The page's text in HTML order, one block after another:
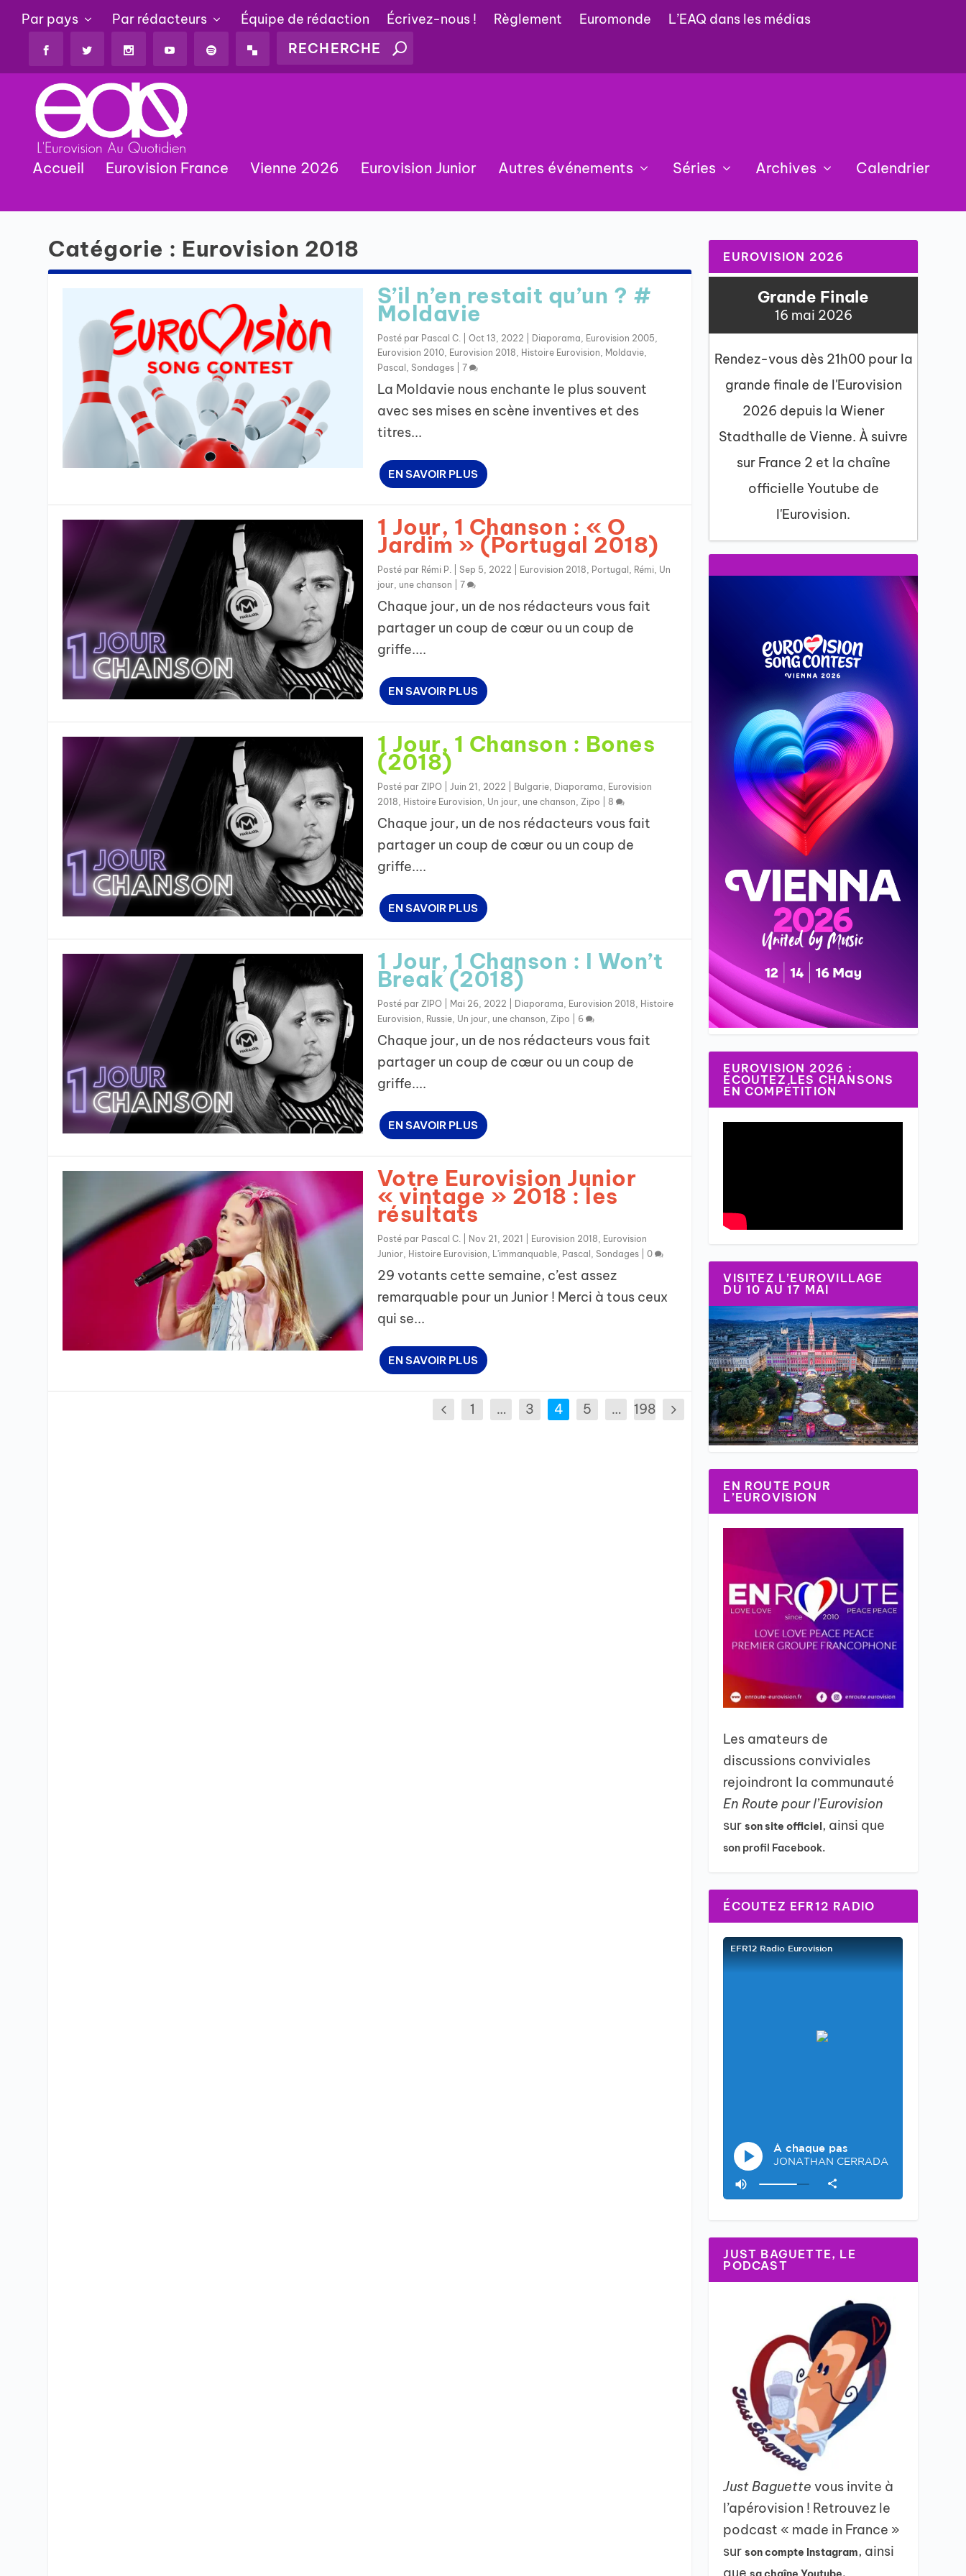
Par pays Par rédacteurs Équipe de rédaction Écrivez-nous ! Règlement Euromonde L’EAQ dans les médias
Accueil Eurovision France Vienne 2026 Eurovision Junior Autres événements Séries Archives Calendrier
Catégorie : Eurovision 2018
S’il n’en restait qu’un ? #
Moldavie
Posté par Pascal C. Oct 13, 2022 Diaporama Eurovision 2005
Eurovision 2010, Eurovision 2018 Histoire Eurovision Moldavie,
Pascal Sondages| 7
La Moldavie nous enchante le plus souvent
avec ses mises en scène inventives et des
titres...
EN SAVOIR PLUS
1 Jour, 1 Chanson : « O
Jardim » (Portugal 2018)
Posté par Rémi P. Sep 5, 2022 Eurovision 2018 Portugal Rémi Un
jour, une chanson
7
Chaque jour, un de nos rédacteurs vous fait
partager un coup de cœur ou un coup de
griffe....
EN SAVOIR PLUS
1 Jour, 1 Chanson : Bones
(2018)
Posté par ZIPO| Juin 21, 2022 Bulgarie, Diaporama Eurovision
2018 Histoire Eurovision Un jour, une chanson Zipo 8
Chaque jour, un de nos rédacteurs vous fait
partager un coup de cœur ou un coup de
griffe....
EN SAVOIR PLUS
1 Jour, 1 Chanson : I Won’t
Break (2018)
Posté par ZIPO| Mai 26, 2022 Diaporama Eurovision 2018 Histoire
Eurovision Russie, Un jour, une chanson Zipo 6
Chaque jour, un de nos rédacteurs vous fait
partager un coup de cœur ou un coup de
griffe....
EN SAVOIR PLUS
Votre Eurovision Junior
« vintage » 2018 : les
résultats
Posté par Pascal C. Nov 21, 2021 Eurovision 2018 Eurovision
Junior, Histoire Eurovision L'immanquable, Pascal Sondages| 0
29 votants cette semaine, c’est assez
remarquable pour un Junior ! Merci à tous ceux
qui se...
EN SAVOIR PLUS
1 … 3 4 5 … 198
EUROVISION 2026
Grande Finale
16 mai 2026
Rendez-vous dès 21h00 pour la
grande finale de l'Eurovision
2026 depuis la Wiener
Stadthalle de Vienne. À suivre
sur France 2 et la chaîne
officielle Youtube de
l'Eurovision.
EUROVISION 2026 :
ÉCOUTEZ LES CHANSONS
EN COMPÉTITION
VISITEZ L’EUROVILLAGE
DU 10 AU 17 MAI
EN ROUTE POUR
L’EUROVISION
Les amateurs de
discussions conviviales
rejoindront la communauté
En Route pour l’Eurovision
surson site officiel, ainsi que
son profil Facebook.
ÉCOUTEZ EFR12 RADIO
JUST BAGUETTE, LE
PODCAST
Just Baguettevous invite à
l’apérovision ! Retrouvez le
podcast « made in France »
surson compte Instagram, ainsi